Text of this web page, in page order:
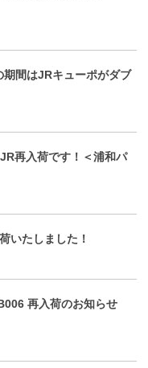
期間はJRキューポがダブ
再入荷です！＜浦和パ
いたしました！
再入荷のお知らせ